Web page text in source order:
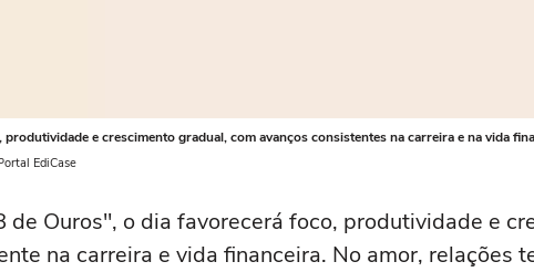
e crescimento gradual, com avanços consistentes na carreira e na vida
EdiCase
de Ouros", o dia favorecerá foco, produtividade e
na carreira e vida financeira. No amor, relações